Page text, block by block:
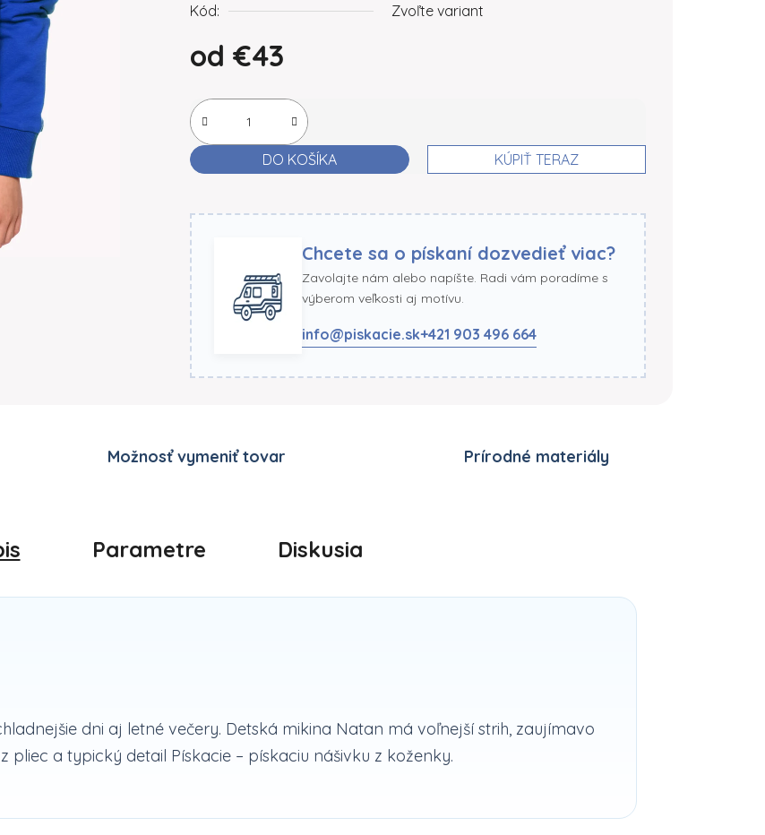
Kód:
Zvoľte variant
od €43
DO KOŠÍKA KÚPIŤ TERAZ
Chcete sa o pískaní dozvedieť viac?
Zavolajte nám alebo napíšte. Radi vám poradíme s
výberom veľkosti aj motívu.
info@piskacie.sk+421 903 496 664
Možnosť vymeniť tovar Prírodné materiály
Parametre Diskusia
dni aj letné večery. Detská mikina Natan má voľnejší strih, zaujímavo
a typický detail Pískacie – pískaciu nášivku z koženky.